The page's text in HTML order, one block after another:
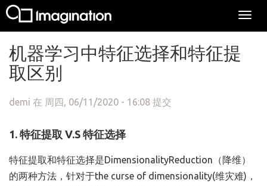
机器学习中特征选择和特征提
取区别
demi 在 周四, 06/11/2020 - 16:08 提交
1. 特征提取 V.S 特征选择
特征提取和特征选择是DimensionalityReduction（降维）
的两种方法，针对于the curse of dimensionality(维灾难)，